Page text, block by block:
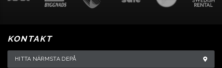
KONTAKT
HITTA NÄRMSTA DEPÅ